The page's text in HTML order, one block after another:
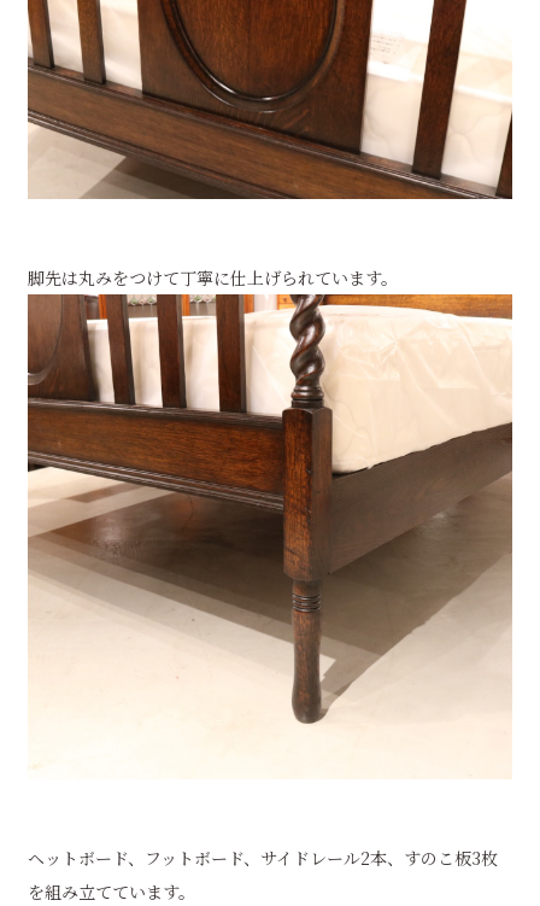
脚先は丸みをつけて丁寧に仕上げられています。
ヘットボード、フットボード、サイドレール2本、すのこ板3枚
を組み立てています。